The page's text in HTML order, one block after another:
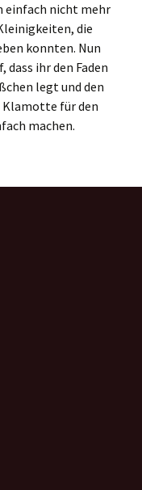
einfach nicht mehr
die
konnten. Nun
dass ihr den Faden
legt und den
Klamotte für den
machen.